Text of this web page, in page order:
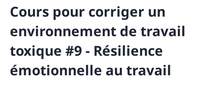
Cours pour corriger un
environnement de travail
toxique #9 - Résilience
émotionnelle au travail